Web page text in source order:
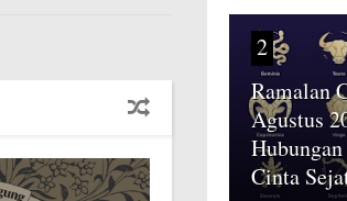
2
Ramalan
Agustus
Cinta